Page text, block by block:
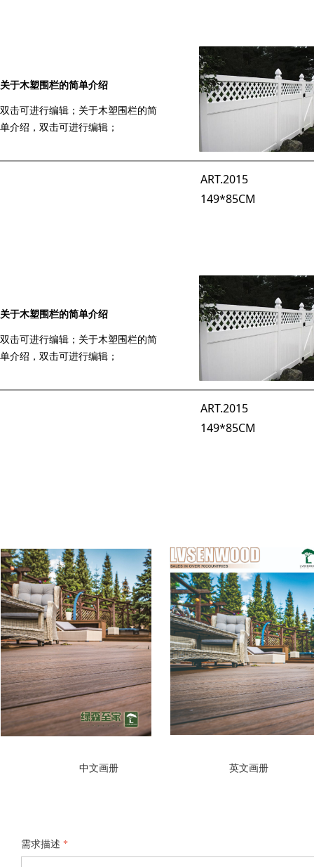
中文画册
点击下载
英文画册
点击下载
需求描述 *
关于木塑围栏的简单介绍
双击可进行编辑；关于木塑围栏的简
单介绍，双击可进行编辑；
ART.2015
149*85CM
关于木塑围栏的简单介绍
双击可进行编辑；关于木塑围栏的简
单介绍，双击可进行编辑；
ART.2015
149*85CM